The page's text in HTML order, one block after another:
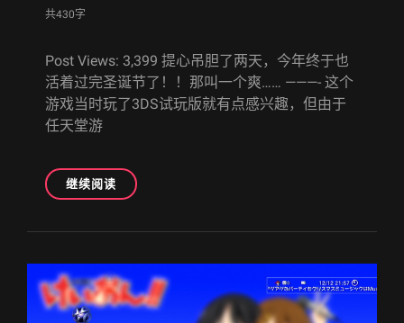
共430字
Post Views: 3,399 提心吊胆了两天，今年终于也
活着过完圣诞节了！！那叫一个爽…… ———- 这个
游戏当时玩了3DS试玩版就有点感兴趣，但由于
任天堂游
继续阅读[100%]
时
者
[PSVITA]